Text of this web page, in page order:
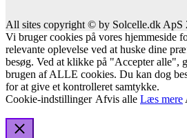
All sites copyright © by Solcelle.dk ApS
Vi bruger cookies på vores hjemmeside
relevante oplevelse ved at huske dine
besøg. Ved at klikke på "Accepter alle",
brugen af ALLE cookies. Du kan dog
for at give et kontrolleret samtykke.
Cookie-indstillinger Afvis alle Læs mere